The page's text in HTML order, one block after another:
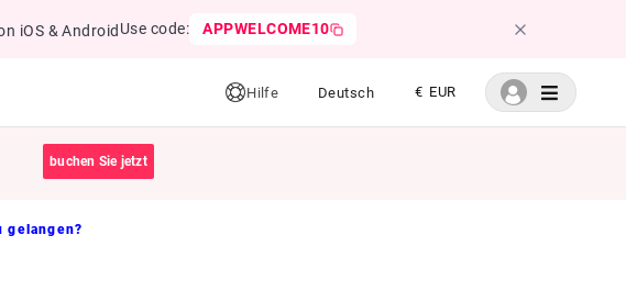
iOS & Android Use code: APPWELCOME10
Hilfe Deutsch € EUR
buchen Sie jetzt
gelangen?